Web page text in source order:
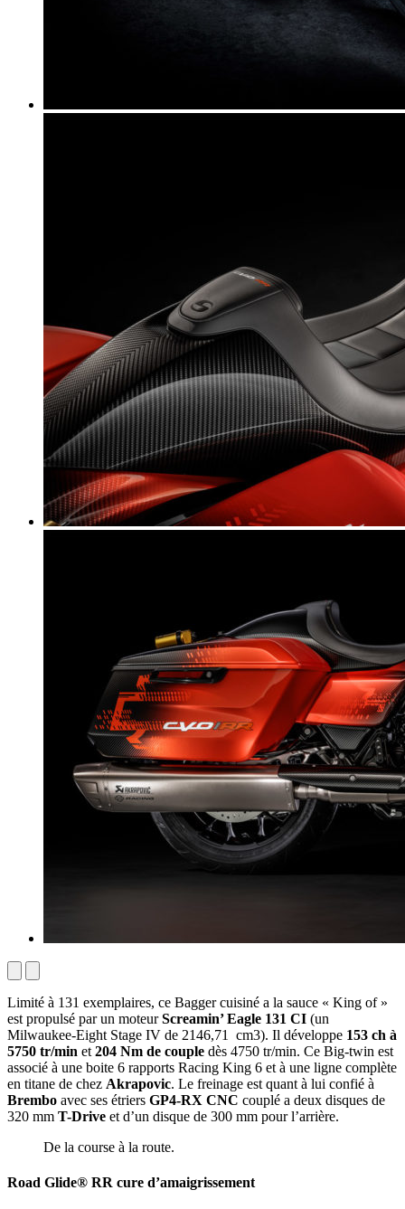
Limité à 131 exemplaires, ce Bagger cuisiné a la sauce « King of »
est propulsé par un moteurScreamin’ Eagle 131 CI (un
Milwaukee-Eight Stage IV de 2146,71 cm3). Il développe 153 ch à
5750 tr/min et 204 Nm de couple dès 4750 tr/min. Ce Big-twin est
associé à une boite 6 rapports Racing King 6 et à une ligne complète
en titane de chez Akrapovic. Le freinage est quant à lui confié à
Brembo avec ses étriers GP4-RX CNC couplé a deux disques de
320 mm T-Drive et d’un disque de 300 mm pour l’arrière.
De la course à la route.
Road Glide® RR cure d’amaigrissement